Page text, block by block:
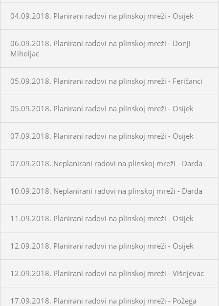
04.09.2018. Planirani radovi na plinskoj mreži - Osijek
06.09.2018. Planirani radovi na plinskoj mreži - Donji
Miholjac
05.09.2018. Planirani radovi na plinskoj mreži - Feričanci
05.09.2018. Planirani radovi na plinskoj mreži - Osijek
07.09.2018. Planirani radovi na plinskoj mreži - Osijek
07.09.2018. Neplanirani radovi na plinskoj mreži - Darda
10.09.2018. Neplanirani radovi na plinskoj mreži - Darda
11.09.2018. Planirani radovi na plinskoj mreži - Osijek
12.09.2018. Planirani radovi na plinskoj mreži - Osijek
12.09.2018. Planirani radovi na plinskoj mreži - Višnjevac
17.09.2018. Planirani radovi na plinskoj mreži - Požega